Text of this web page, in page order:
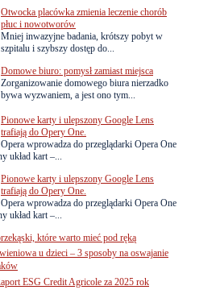
Otwocka placówka zmienia leczenie chorób
płuc i nowotworów
Mniej inwazyjne badania, krótszy pobyt w
szpitalu i szybszy dostęp do...
Domowe biuro: pomysł zamiast miejsca
Zorganizowanie domowego biura nierzadko
bywa wyzwaniem, a jest ono tym...
Pionowe karty i ulepszony Google Lens
trafiają do Opery One.
Opera wprowadza do przeglądarki Opera One
układ kart –...
Pionowe karty i ulepszony Google Lens
trafiają do Opery One.
Opera wprowadza do przeglądarki Opera One
układ kart –...
które warto mieć pod ręką
u dzieci – 3 sposoby na oswajanie
ESG Credit Agricole za 2025 rok